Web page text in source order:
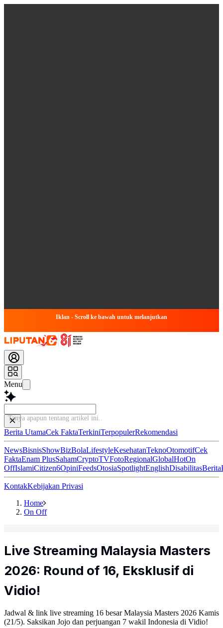
Iklan - Scroll ke bawah untuk melanjutkan
Menu
Tanya apapun tentang artikel ini...
Berita UtamaCek FaktaTerkiniTerpopulerRekomendasi
NewsBisnisShowBizBolaLifestyleKesehatanTeknoOtomotifCek
FaktaEnam PlusSahamCryptoTVFotoRegionalGlobalHotOn
OffIslamiCitizen6OpiniFeedsOtosiaSpotlightEnglishDisabilitasBerita
KontakKebijakan Privasi
Home
On Off
Live Streaming Malaysia Masters
2026: Round of 16, Eksklusif di
Vidio!
Jadwal & link live streaming 16 besar Malaysia Masters 2026 Kamis
(21/5). Saksikan Jojo dan perjuangan 7 wakil Indonesia di Vidio!